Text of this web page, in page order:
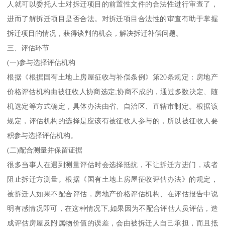
人就可以委托人士对拆迁项目的前置性文件的合法性进行审查了，
进而了解拆迁项目是否合法。对拆迁项目合法性的审查有助于掌握
拆迁项目的情况，获得谈判的机会，解决拆迁补偿问题。
三、评估环节
(一)参与选择评估机构
根据《根据国有土地上房屋征收与补偿条例》第20条规定：房地产
价格评估机构由被征收人协商选定;协商不成的，通过多数决定、随
机选定等方式确定，具体办法由省、自治区、直辖市制定。根据该
规定，评估机构的选择是应该有被征收人参与的，所以被征收人要
积参与选择评估机构。
(二)配合测量并保留证据
很多当事人在遇到测量评估时会选择抵抗，不让拆迁方进门，或者
阻止拆迁方测量。根据《国有土地上房屋征收评估办法》的规定，
被拆迁人如果不配合评估，房地产价格评估机构、在评估报告中说
明有感情况即可，在这种情况下,如果因为不配合评估人员评估，造
成评估房屋及附属物价值的误差，会由被拆迁人自己承担，而且抵